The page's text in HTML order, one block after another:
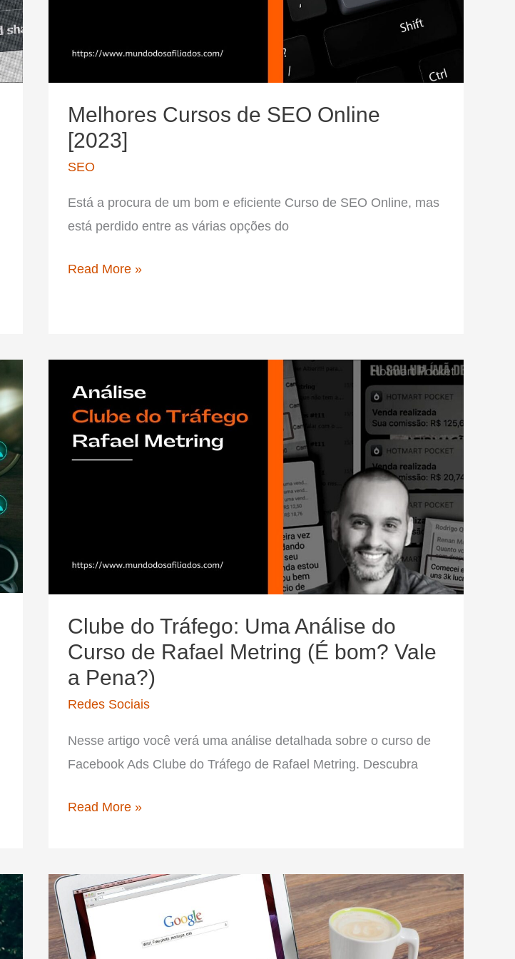
Melhores Cursos de SEO Online
[2023]
SEO
Está a procura de um bom e eficiente Curso de SEO Online, mas
está perdido entre as várias opções do
Melhores
Online
[2023]
Read More »
Clube do Tráfego: Uma Análise do
Curso de Rafael Metring (É bom? Vale
a Pena?)
Redes Sociais
Nesse artigo você verá uma análise detalhada sobre o curso de
Facebook Ads Clube do Tráfego de Rafael Metring. Descubra
Clube
Uma
Análise
do
Curso
Read More »